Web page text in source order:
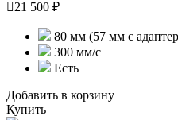
21 500 ₽
80 мм (57 мм с
300 мм/с
Есть
Добавить в корзину
Купить